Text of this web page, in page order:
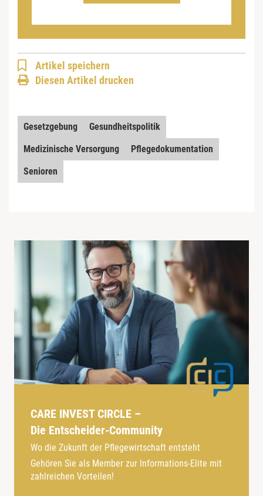
Artikel speichern
Diesen Artikel drucken
Gesetzgebung
Gesundheitspolitik
Medizinische Versorgung
Pflegedokumentation
Senioren
CARE INVEST CIRCLE –
Die Entscheider-Community
Wo die Zukunft der Pflegewirtschaft entsteht
Gehören Sie als Member zur Informations-Elite mit
zahlreichen Vorteilen!